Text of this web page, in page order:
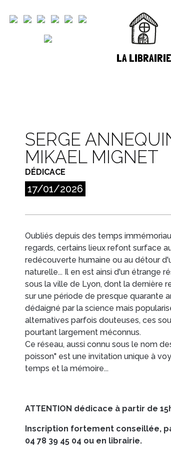
LA LIBRAIRIE
SERGE
MIKAEL MIGNET
DÉDICACE
17/01/2026
Oubliés depuis des temps
regards, certains lieux refont surface
redécouverte humaine ou au détour
naturelle... Il en est ainsi d'un étrange
sous la ville de Lyon, dont la dernière
sur une période de presque quarante
dédaigné par la science mais
alternatives parfois douteuses, ces
pourtant largement méconnus.
Ce réseau, aussi connu sous le nom
poisson" est une invitation unique à
temps et la mémoire...
ATTENTION dédicace à partir de
Inscription fortement conseillée,
04 78 39 45 04 ou en librairie.